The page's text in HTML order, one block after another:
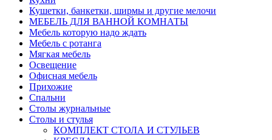
Кушетки, банкетки, ширмы и другие мелочи
МЕБЕЛЬ ДЛЯ ВАННОЙ КОМНАТЫ
Мебель которую надо ждать
Мебель с ротанга
Мягкая мебель
Освещение
Офисная мебель
Прихожие
Спальни
Столы журнальные
Столы и стулья
КОМПЛЕКТ СТОЛА И СТУЛЬЕВ